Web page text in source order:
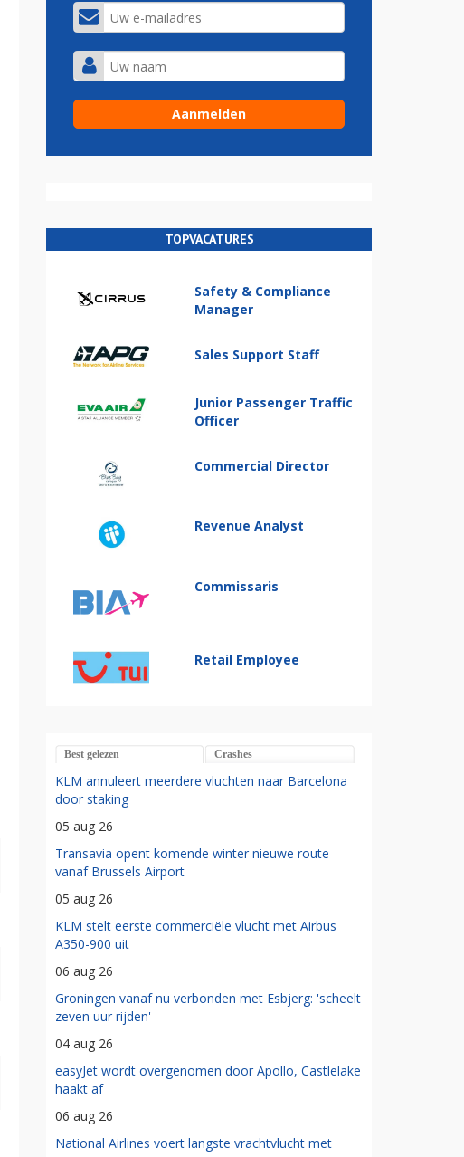
TOPVACATURES
Safety & Compliance
Manager
Sales Support Staff
Junior Passenger Traffic
Officer
Commercial Director
Revenue Analyst
Commissaris
Retail Employee
Best gelezen Crashes
KLM annuleert meerdere vluchten naar Barcelona
door staking
05 aug 26
Transavia opent komende winter nieuwe route
vanaf Brussels Airport
05 aug 26
KLM stelt eerste commerciële vlucht met Airbus
A350-900 uit
06 aug 26
Groningen vanaf nu verbonden met Esbjerg: 'scheelt
zeven uur rijden'
04 aug 26
easyJet wordt overgenomen door Apollo, Castlelake
haakt af
06 aug 26
National Airlines voert langste vrachtvlucht met